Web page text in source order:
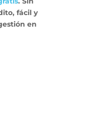
fácil y
en